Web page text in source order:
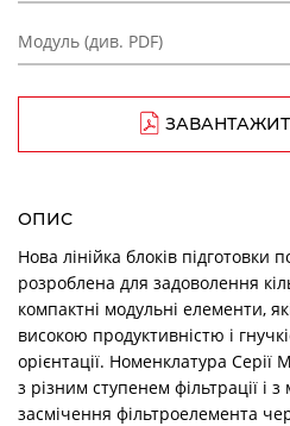
Модуль (див. PDF)
ОПИС
Нова лінійка блоків підготовки
розроблена для задоволення
компактні модульні елементи,
високою продуктивністю і
орієнтації. Номенклатура Серії
з різним ступенем фільтрації і
засмічення фільтроелемента